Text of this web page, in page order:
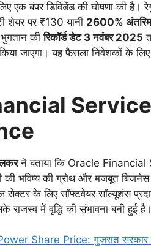
एक बंपर डिविडेंड की घोषणा की है।
शेयर पर ₹130 यानी 2600% अंतरिम
भुगतान कीरिकॉर्ड डेट 3 नवंबर 2025
जाएगा। यह फैसला निवेशकों के
ने बताया कि Oracle Financial
भविष्य की ग्रोथ और मजबूत बिजनेस
के लिए सॉफ्टवेयर सॉल्यूशंस
में वृद्धि की संभावना बनी हुई है।
Share Price: गुजरात सरकार